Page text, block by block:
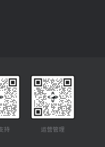
持 运营管理